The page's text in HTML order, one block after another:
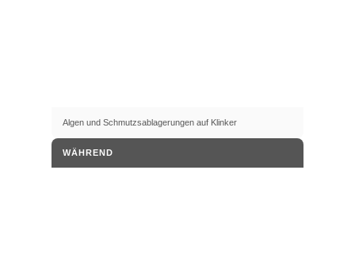
Algen und Schmutzsablagerungen auf Klinker
WÄHREND